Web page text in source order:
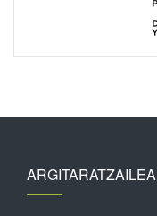
ARGITARATZAILEA